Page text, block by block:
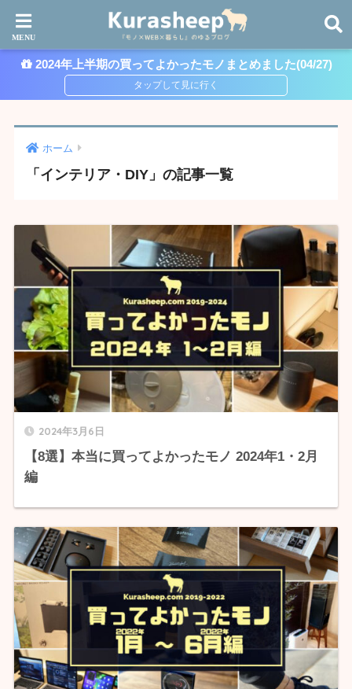
2024年上半期の買ってよかったモノまとめました(04/27)
ホーム
「インテリア・DIY」の記事一覧
2024年3月6日
【8選】本当に買ってよかったモノ 2024年1・2月
編